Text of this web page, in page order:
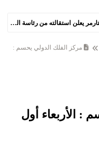
ستارمر يعلن استقالته من رئاسة الحكومة البريطانية
مركز الفلك الدولي يحسم :
: الأربعاء أول